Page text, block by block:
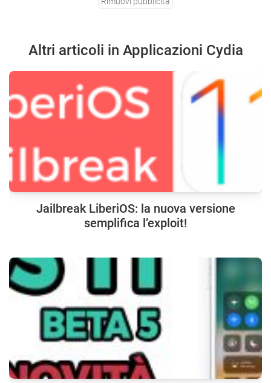
Altri articoli in Applicazioni Cydia
Jailbreak LiberiOS: la nuova versione
semplifica l’exploit!